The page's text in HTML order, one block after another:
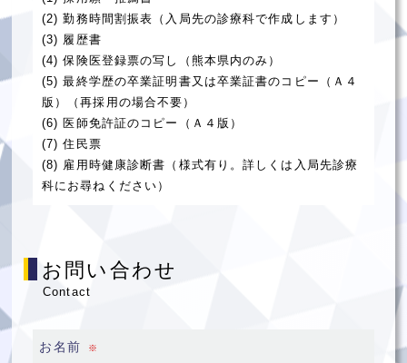
(2) 勤務時間割振表（入局先の診療科で作成します）
(3) 履歴書
(4) 保険医登録票の写し（熊本県内のみ）
(5) 最終学歴の卒業証明書又は卒業証書のコピー（Ａ４
版）（再採用の場合不要）
(6) 医師免許証のコピー（Ａ４版）
(7) 住民票
(8) 雇用時健康診断書（様式有り。詳しくは入局先診療
科にお尋ねください）
お問い合わせ
Contact
お名前 ※